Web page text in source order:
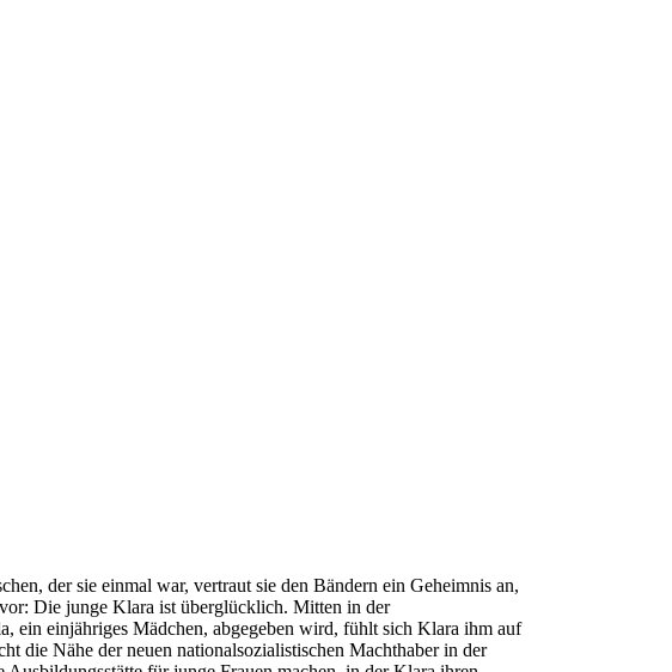
der sie einmal war, vertraut sie den Bändern ein Geheimnis an,
Die junge Klara ist überglücklich. Mitten in der
ein einjähriges Mädchen, abgegeben wird, fühlt sich Klara ihm auf
die Nähe der neuen nationalsozialistischen Machthaber in der